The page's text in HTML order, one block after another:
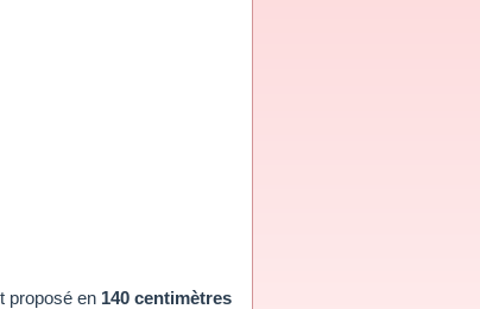
proposé en 140 centimètres